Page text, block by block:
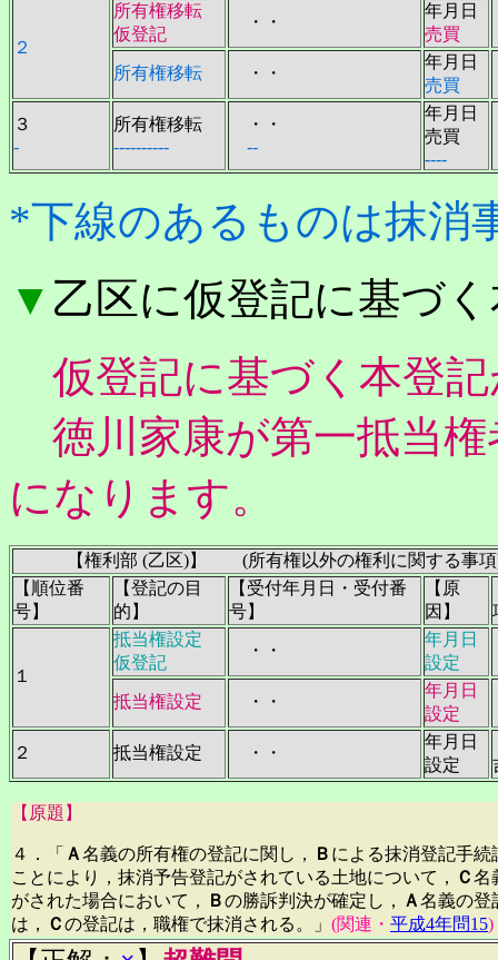
２
所有権移転
仮登記
・・
年月日
売買
所有権移転 ・・
年月日
売買
３
-
所有権移転
----------
・・
--
年月日
売買
----
*下線のあるものは抹消
▼ 乙区に仮登記に基づ
仮登記に基づく本登
徳川家康が第一抵当権
になります。
【権利部 (乙区)】 (所有権以外の権利に関する事
【順位番
号】
【登記の目
的】
【受付年月日・受付番
号】
【原
因】
１
抵当権設定
仮登記
・・
年月日
設定
抵当権設定 ・・
年月日
設定
２ 抵当権設定 ・・
年月日
設定
【原題】
４．「 Ａ名義の所有権の登記に関し， Ｂ による抹消登記手
ことにより，抹消予告登記がされている土地について， Ｃ名
がされた場合において，
Ｂの勝訴判決が確定し， Ａ名義の登
は， Ｃの登記は，職権で抹消される。」 (関連・ 平成4年問15)